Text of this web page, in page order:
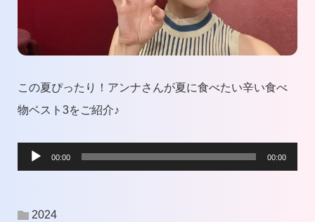
この夏ぴったり！アンナさんが夏に食べたい辛い食べ
物ベスト3をご紹介♪
プ
00:00 00:00
2024